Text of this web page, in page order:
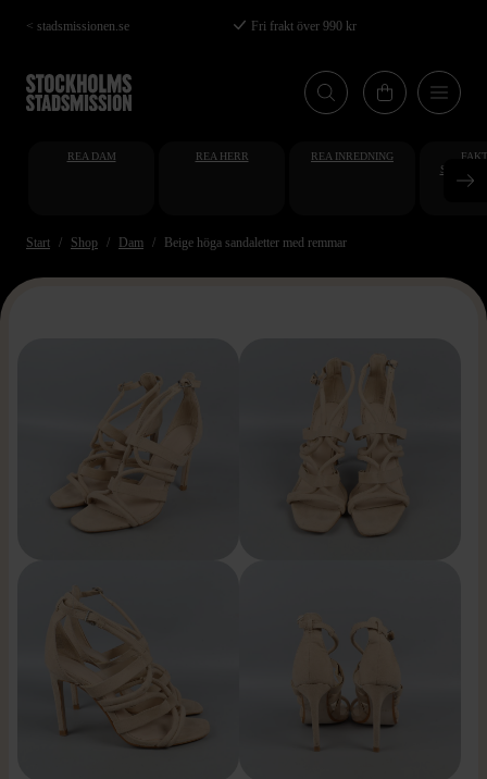
Hoppa
till
huvudinnehåll
< stadsmissionen.se Fri frakt över 990 kr
REA DAM REA HERR REA INREDNING
Start Shop Dam Beige höga sandaletter med remmar